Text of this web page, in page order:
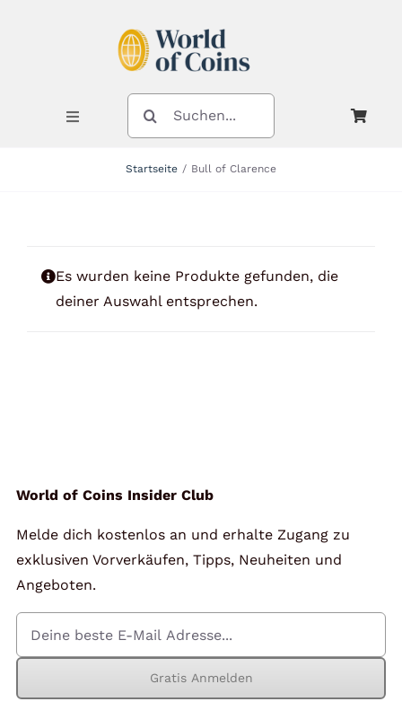
Toggle
Navigation
Kontakt
Mein Konto
Warenkorb
SUCHE
NACH:
Startseite Bull of Clarence
Es wurden keine Produkte gefunden, die
deiner Auswahl entsprechen.
World of Coins Insider Club
Melde dich kostenlos an und erhalte Zugang zu
exklusiven Vorverkäufen, Tipps, Neuheiten und
Angeboten.
Gratis Anmelden